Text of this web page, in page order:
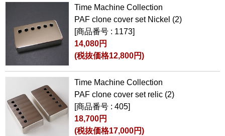
Time Machine Collection
PAF clone cover set Nickel (2)
[商品番号 : 1173]
14,080円
(税抜価格12,800円)
Time Machine Collection
PAF clone cover set relic (2)
[商品番号 : 405]
18,700円
(税抜価格17,000円)